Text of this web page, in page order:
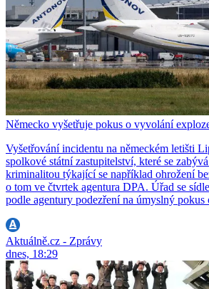
Německo vyšetřuje pokus o vyvolání
Vyšetřování incidentu na německém letišti
spolkové státní zastupitelství, které se
kriminalitou týkající se například ohrožení
o tom ve čtvrtek agentura DPA. Úřad se
podle agentury podezření na úmyslný pokus
Aktuálně.cz - Zprávy
dnes, 18:29